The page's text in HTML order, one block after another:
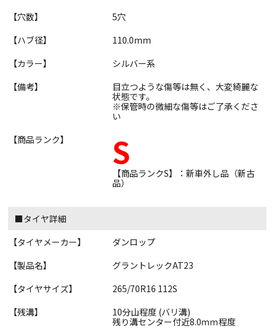
【穴数】
5穴
【ハブ径】
110.0mm
【カラー】
シルバー系
【備考】
目立つような傷等は無く、大変綺麗な
状態です。
※保管時の微細な傷等はご了承くださ
い
【商品ランク】
S
【商品ランクS】：新車外し品（新古
品）
■タイヤ詳細
【タイヤメーカー】
ダンロップ
【製品名】
グラントレックAT23
【タイヤサイズ】
265/70R16 112S
【残溝】
10分山程度 (バリ溝)
残り溝センター付近8.0ｍｍ程度